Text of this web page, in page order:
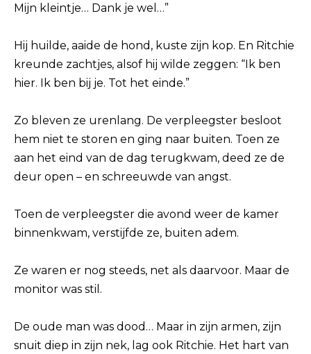
Mijn kleintje… Dank je wel…”
Hij huilde, aaide de hond, kuste zijn kop. En Ritchie
kreunde zachtjes, alsof hij wilde zeggen: “Ik ben
hier. Ik ben bij je. Tot het einde.”
Zo bleven ze urenlang. De verpleegster besloot
hem niet te storen en ging naar buiten. Toen ze
aan het eind van de dag terugkwam, deed ze de
deur open – en schreeuwde van angst.
Toen de verpleegster die avond weer de kamer
binnenkwam, verstijfde ze, buiten adem.
Ze waren er nog steeds, net als daarvoor. Maar de
monitor was stil.
De oude man was dood… Maar in zijn armen, zijn
snuit diep in zijn nek, lag ook Ritchie. Het hart van